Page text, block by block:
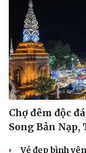
Chợ đêm độc
Song Bản Nạp,
Vẻ đẹp bình